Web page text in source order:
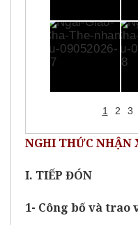
1 2 3
NGHI THỨC NHẬN
I. TIẾP ĐÓN
1- Công bố và trao